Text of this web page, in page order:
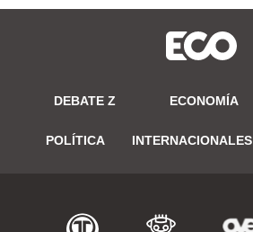
DEBATE Z ECONOMÍA
POLÍTICA INTERNACIONALES